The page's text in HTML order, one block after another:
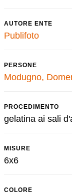
AUTORE ENTE
Publifoto
PERSONE
Modugno,
PROCEDIMENTO
gelatina ai sali
MISURE
6x6
COLORE